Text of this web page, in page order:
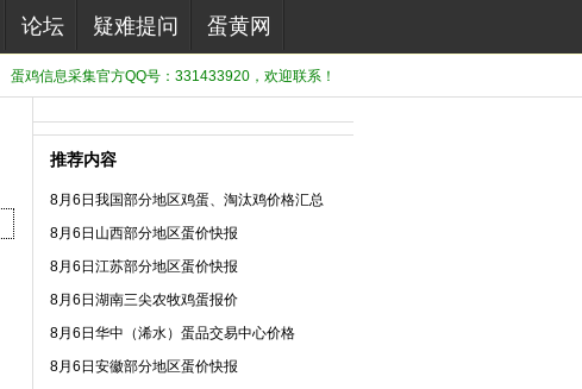
论坛 疑难提问 蛋黄网
蛋鸡信息采集官方QQ号：331433920，欢迎联系！
推荐内容
8月6日我国部分地区鸡蛋、淘汰鸡价格汇总
8月6日山西部分地区蛋价快报
8月6日江苏部分地区蛋价快报
8月6日湖南三尖农牧鸡蛋报价
8月6日华中（浠水）蛋品交易中心价格
8月6日安徽部分地区蛋价快报